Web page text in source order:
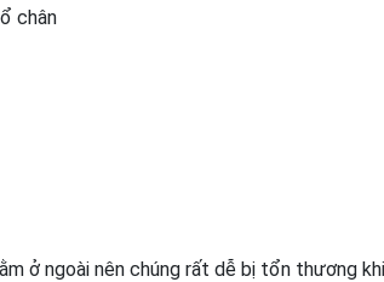
chân
ở ngoài nên chúng rất dễ bị tổn thương